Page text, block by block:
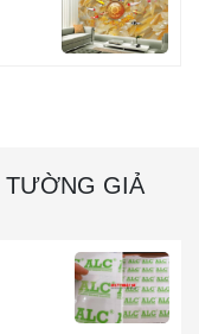
TƯỜNG GIẢ